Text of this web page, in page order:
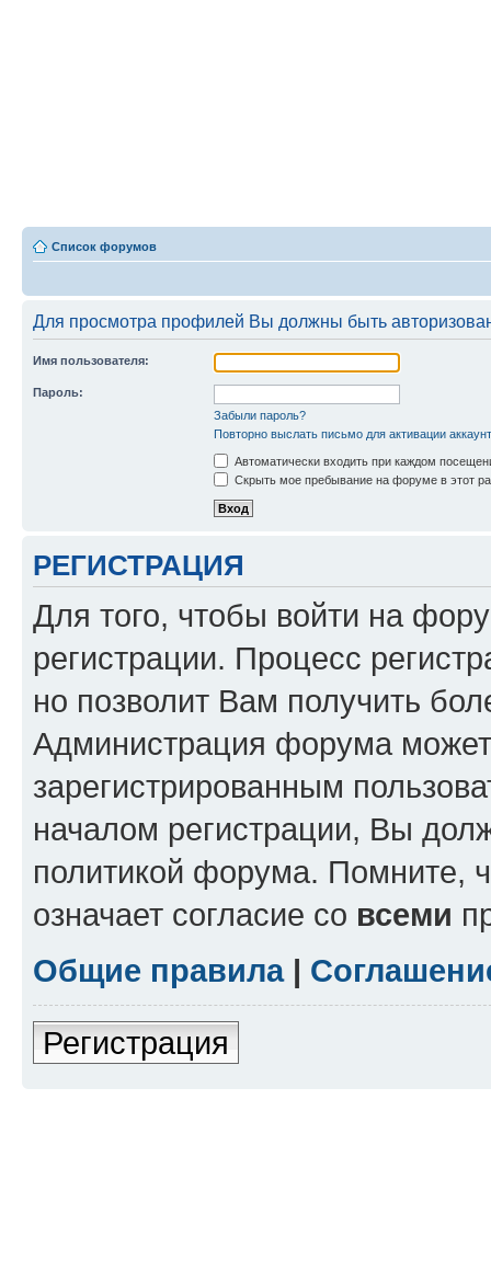
Список форумов
Для просмотра профилей Вы должны быть
Имя пользователя:
Пароль:
Забыли пароль?
Повторно выслать письмо для активации
Автоматически входить при каждом
Скрыть мое пребывание на форуме в этот
РЕГИСТРАЦИЯ
Для того, чтобы войти на
регистрации. Процесс
но позволит Вам получить
Администрация форума может
зарегистрированным
началом регистрации, Вы
политикой форума. Помните,
означает согласие со всеми
Общие правила|
Регистрация